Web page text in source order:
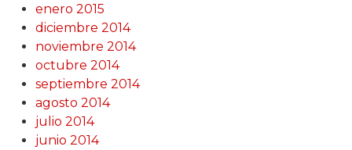
enero 2015
diciembre 2014
noviembre 2014
octubre 2014
septiembre 2014
agosto 2014
julio 2014
junio 2014